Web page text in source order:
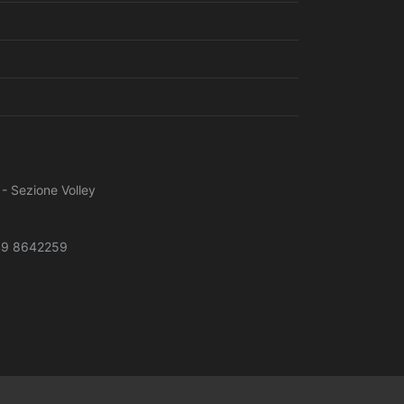
Sezione Volley
8642259